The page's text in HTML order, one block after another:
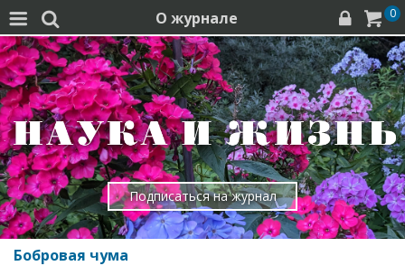
  О журнале   0
Подписаться на журнал
Бобровая чума